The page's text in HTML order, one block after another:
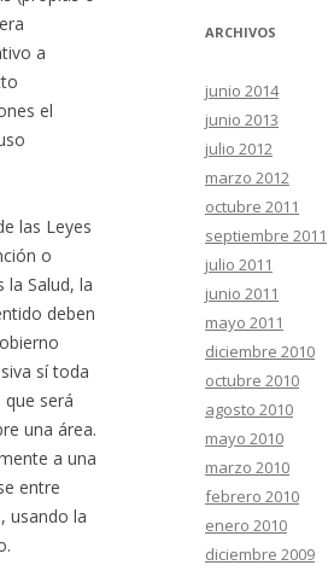
a
el
las Leyes
o
Salud, la
deben
sí toda
será
una área.
a una
entre
usando la
ARCHIVOS
junio 2014
junio 2013
julio 2012
marzo 2012
octubre 2011
septiembre 2011
julio 2011
junio 2011
mayo 2011
diciembre 2010
octubre 2010
agosto 2010
mayo 2010
marzo 2010
febrero 2010
enero 2010
diciembre 2009